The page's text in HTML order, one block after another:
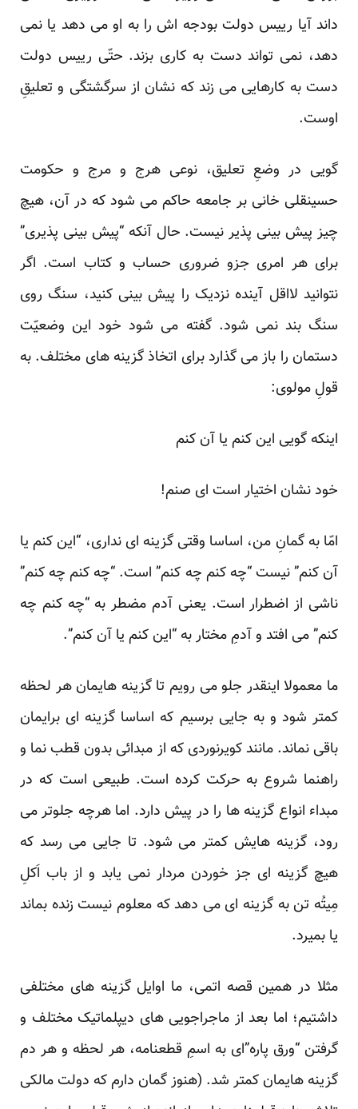
داند آیا رییس دولت بودجه ‏اش را به او می‏ دهد یا نمی‏
دهد، نمی‏ تواند دست به کاری بزند. حتّی رییس دولت
دست به کارهایی می ‏زند که نشان از سرگشتگی و تعلیقِ
اوست.
گویی در وضعِ تعلیق، نوعی هرج و مرج و حکومت
حسینقلی‏ خانی بر جامعه حاکم می‏ شود که در آن، هیچ
چیز پیش ‏بینی ‏پذیر نیست. حال آنکه “پیش‏ بینی‏ پذیری”
برای هر امری جزو ضروری حساب و کتاب است. اگر
نتوانید لااقل آینده نزدیک را پیش ‏بینی کنید، سنگ روی
سنگ بند نمی‏ شود. گفته می ‏شود خود این وضعیّت
دستمان را باز می‏ گذارد برای اتخاذ گزینه ‏های مختلف. به
قولِ مولوی:
اینکه گویی این کنم یا آن کنم
خود نشان اختیار است ای صنم!
امّا به گمانِ من، اساسا وقتی گزینه ‏ای نداری، “این کنم یا
آن کنم” نیست “چه کنم چه کنم” است. “چه کنم چه کنم”
ناشی از اضطرار است. یعنی آدم مضطر به “چه کنم چه
کنم” می ‏افتد و آدمِ مختار به “این کنم یا آن کنم”.
ما معمولا اینقدر جلو می‏ رویم تا گزینه‏ هایمان هر لحظه
کمتر شود و به جایی برسیم که اساسا گزینه ‏ای برایمان
باقی نماند. مانند کویرنوردی که از مبدائی بدون قطب‏ نما و
راهنما شروع به حرکت کرده است. طبیعی است که در
مبداء انواع گزینه‏ ها را در پیش دارد. اما هرچه جلوتر می
‏رود، گزینه‏ هایش کمتر می‏ شود. تا جایی می‏ رسد که
هیچ گزینه ‏ای جز خوردن مردار نمی ‏یابد و از باب اَکلِ
مِیتُه تن به گزینه ‏ای می‏ دهد که معلوم نیست زنده بماند
یا بمیرد.
مثلا در همین قصه اتمی، ما اوایل گزینه‏ های مختلفی
داشتیم؛ اما بعد از ماجراجویی‏ های دیپلماتیک مختلف و
گرفتن “ورق پاره”ای به اسمِ قطعنامه، هر لحظه و هر دم
گزینه‏ هایمان کمتر شد. (هنوز گمان دارم که دولت مالکی